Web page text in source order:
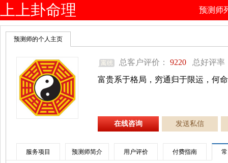
上上卦命理
网
预测师
预测师的个人主页
总客户评价： 9220 总好评率
富贵系于格局，穷通归于限运，何
在线咨询 发送私信
服务项目 预测师简介 用户评价 付费指南